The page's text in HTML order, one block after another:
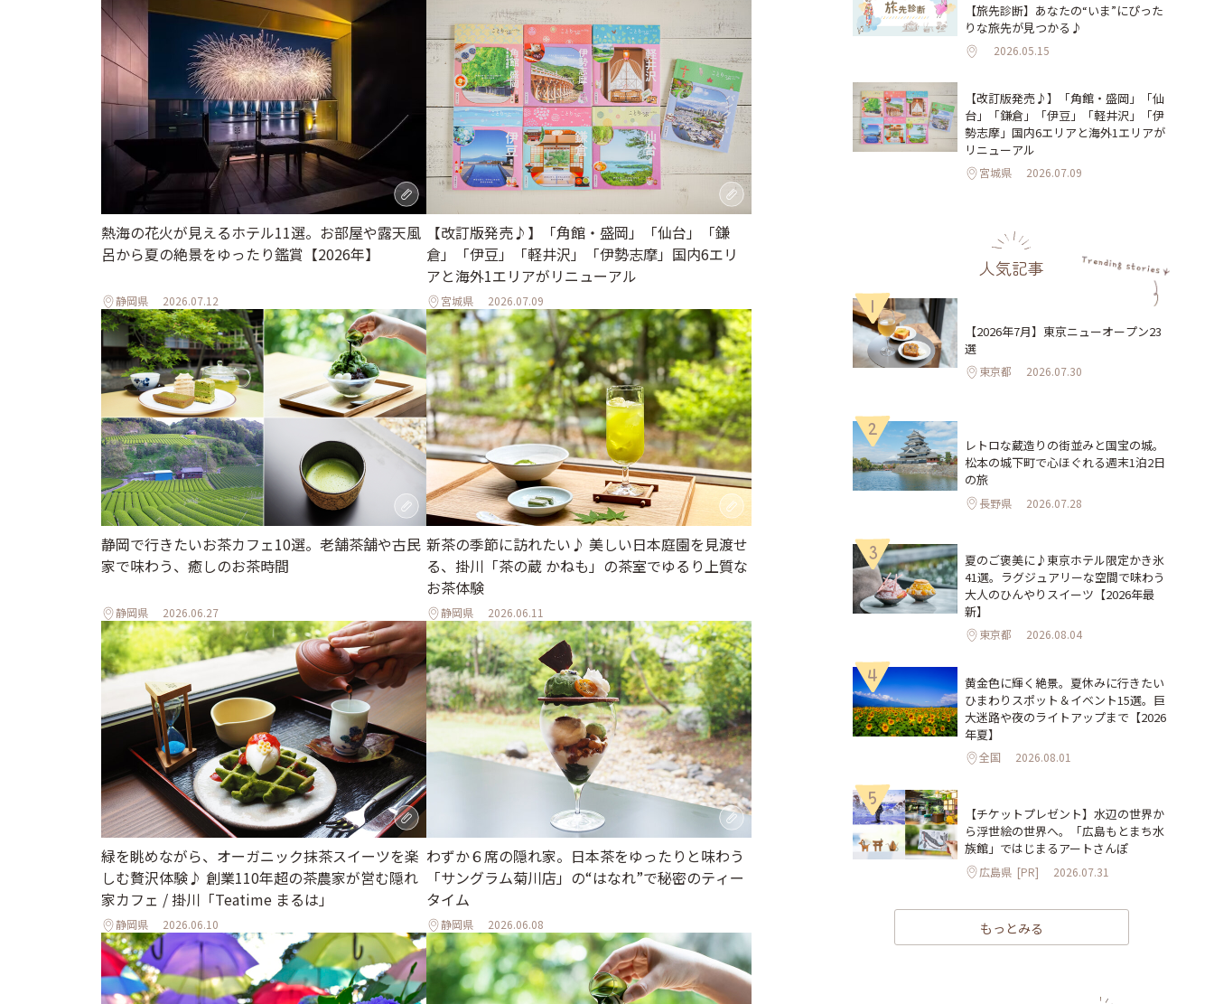
熱海の花火が見えるホテル11選。お部屋や露天風
呂から夏の絶景をゆったり鑑賞【2026年】
静岡県 2026.07.12
【改訂版発売♪】「角館・盛岡」「仙台」「鎌
倉」「伊豆」「軽井沢」「伊勢志摩」国内6エリ
アと海外1エリアがリニューアル
宮城県 2026.07.09
静岡で行きたいお茶カフェ10選。老舗茶舗や古民
家で味わう、癒しのお茶時間
静岡県 2026.06.27
新茶の季節に訪れたい♪ 美しい日本庭園を見渡せ
る、掛川「茶の蔵 かねも」の茶室でゆるり上質な
お茶体験
静岡県 2026.06.11
緑を眺めながら、オーガニック抹茶スイーツを楽
しむ贅沢体験♪ 創業110年超の茶農家が営む隠れ
家カフェ / 掛川「Teatime まるは」
静岡県 2026.06.10
わずか６席の隠れ家。日本茶をゆったりと味わう
「サングラム菊川店」の“はなれ”で秘密のティー
タイム
静岡県 2026.06.08
【旅先診断】あなたの“いま”にぴった
りな旅先が見つかる♪
2026.05.15
【改訂版発売♪】「角館・盛岡」「仙
台」「鎌倉」「伊豆」「軽井沢」「伊
勢志摩」国内6エリアと海外1エリアが
リニューアル
宮城県 2026.07.09
人気記事
1
【2026年7月】東京ニューオープン23
選
東京都 2026.07.30
2
レトロな蔵造りの街並みと国宝の城。
松本の城下町で心ほぐれる週末1泊2日
の旅
長野県 2026.07.28
3
夏のご褒美に♪東京ホテル限定かき氷
41選。ラグジュアリーな空間で味わう
大人のひんやりスイーツ【2026年最
新】
東京都 2026.08.04
4
黄金色に輝く絶景。夏休みに行きたい
ひまわりスポット＆イベント15選。巨
大迷路や夜のライトアップまで【2026
年夏】
全国 2026.08.01
5
【チケットプレゼント】水辺の世界か
ら浮世絵の世界へ。「広島もとまち水
族館」ではじまるアートさんぽ
広島県 [PR] 2026.07.31
もっとみる